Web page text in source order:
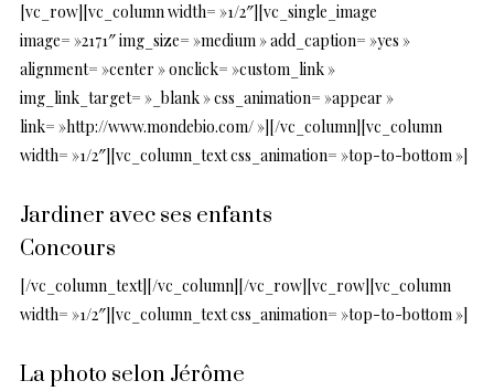
[vc_row][vc_column width= »1/2″][vc_single_image
image= »2171″ img_size= »medium » add_caption= »yes »
alignment= »center » onclick= »custom_link »
img_link_target= »_blank » css_animation= »appear »
link= »http://www.mondebio.com/ »][/vc_column][vc_column
width= »1/2″][vc_column_text css_animation= »top-to-bottom »]
Jardiner avec ses enfants
Concours
[/vc_column_text][/vc_column][/vc_row][vc_row][vc_column
width= »1/2″][vc_column_text css_animation= »top-to-bottom »]
La photo selon Jérôme